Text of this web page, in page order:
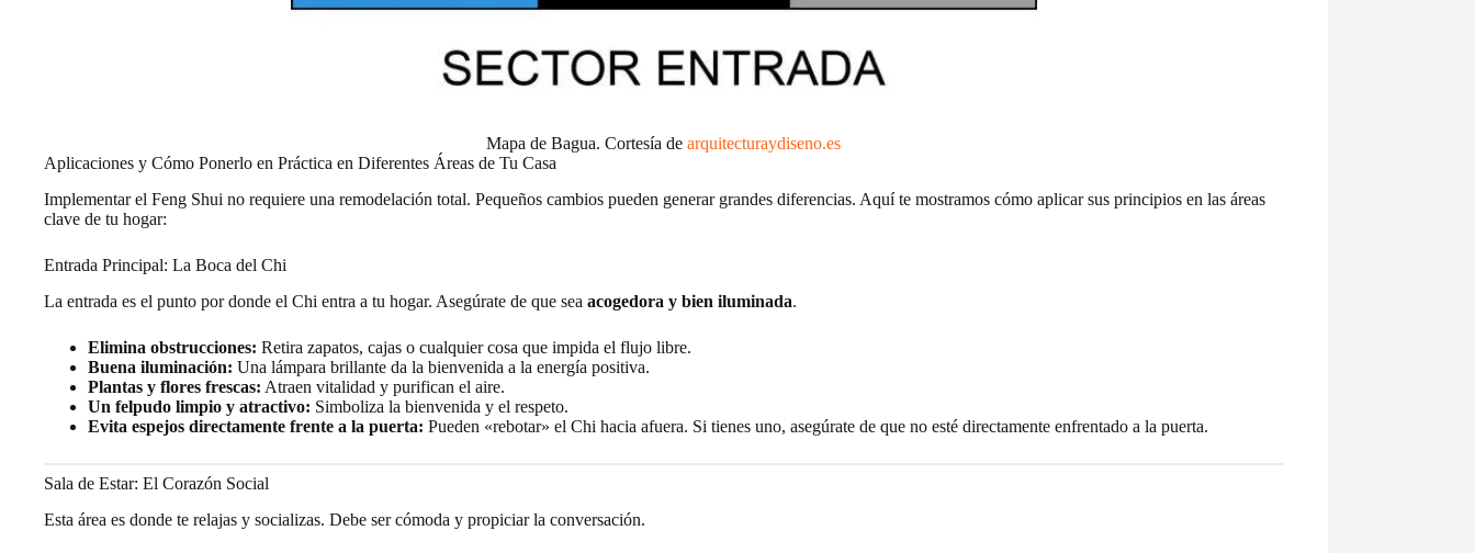
Mapa de Bagua. Cortesía dearquitecturaydiseno.es
Aplicaciones y Cómo Ponerlo en Práctica en Diferentes Áreas de Tu Casa
Implementar el Feng Shui no requiere una remodelación total. Pequeños cambios pueden generar grandes diferencias. Aquí te mostramos cómo aplicar sus principios en las áreas
clave de tu hogar:
Entrada Principal: La Boca del Chi
La entrada es el punto por donde el Chi entra a tu hogar. Asegúrate de que sea acogedora y bien iluminada.
Elimina obstrucciones: Retira zapatos, cajas o cualquier cosa que impida el flujo libre.
Buena iluminación: Una lámpara brillante da la bienvenida a la energía positiva.
Plantas y flores frescas: Atraen vitalidad y purifican el aire.
Un felpudo limpio y atractivo: Simboliza la bienvenida y el respeto.
Evita espejos directamente frente a la puerta: Pueden «rebotar» el Chi hacia afuera. Si tienes uno, asegúrate de que no esté directamente enfrentado a la puerta.
Sala de Estar: El Corazón Social
Esta área es donde te relajas y socializas. Debe ser cómoda y propiciar la conversación.